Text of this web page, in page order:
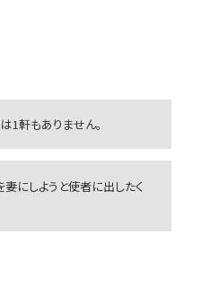
1軒もありません。
にしようと使者に出したく